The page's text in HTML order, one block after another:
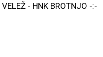
- HNK BROTNJO -:-